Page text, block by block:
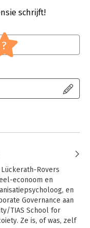
governance
van behoorlijk
schrijft!
?
Rovers
econoom en
en
Governance aan
TIAS School for
Ze is, of was, zelf